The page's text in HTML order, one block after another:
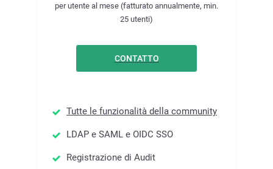
per utente al mese (fatturato annualmente, min.
25 utenti)
CONTATTO
Tutte le funzionalità della community
LDAP e SAML e OIDC SSO
Registrazione di Audit